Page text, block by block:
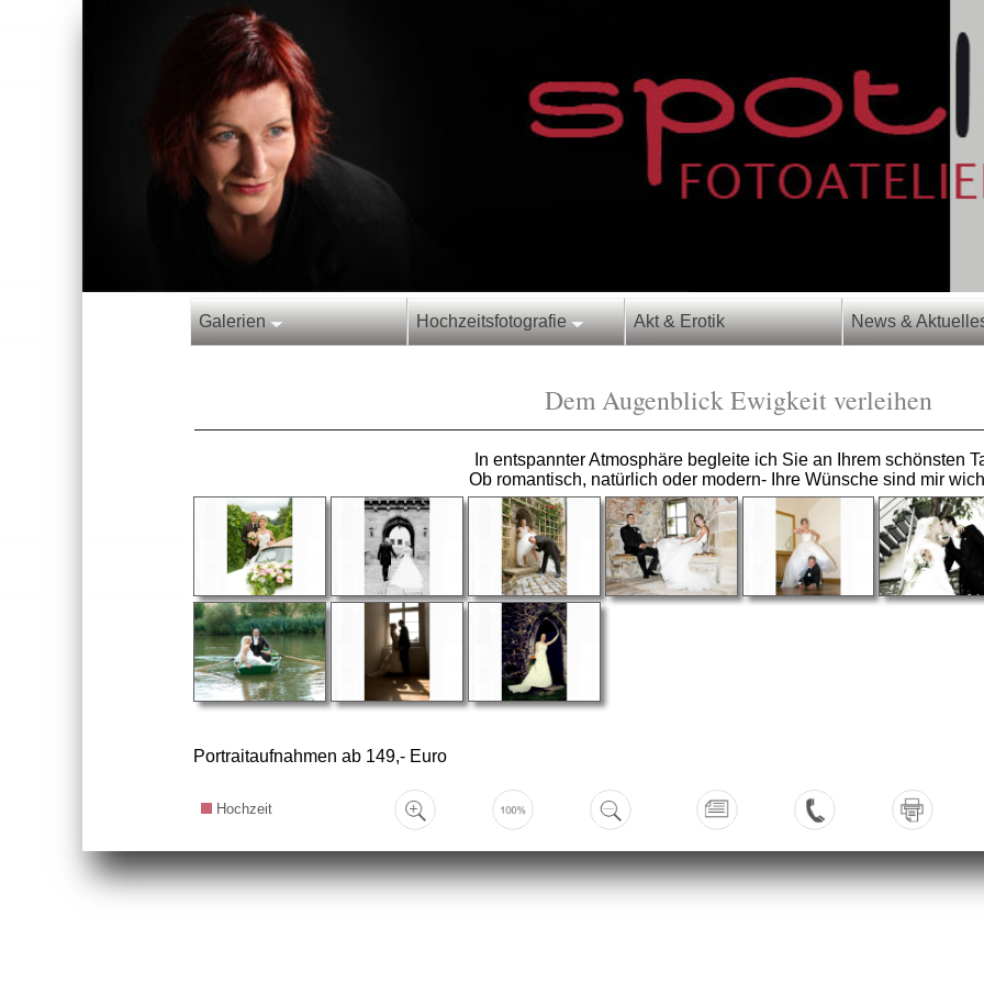
Galerien Hochzeitsfotografie Akt & Erotik News &
Dem Augenblick Ewigkeit verleihen
In entspannter Atmosphäre begleite ich Sie an Ihrem schönsten
Ob romantisch, natürlich oder modern- Ihre Wünsche sind mir
Portraitaufnahmen ab 149,- Euro
Hochzeit